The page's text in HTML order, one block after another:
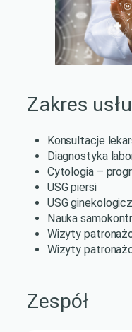
Zakres
Konsultacje
Diagnostyka
Cytologia –
USG piersi
USG
Nauka
Wizyty
Wizyty
Zespół